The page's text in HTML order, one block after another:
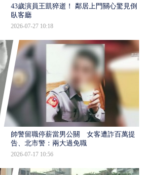
43歲演員王凱猝逝！ 鄰居上門關心驚見倒
臥客廳
2026-07-27 10:18
帥警留職停薪當男公關 女客遭詐百萬提
告、北市警：兩大過免職
2026-07-17 10:56